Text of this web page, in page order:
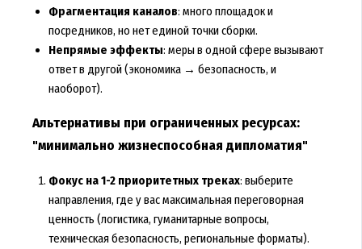
Фрагментация каналов: много площадок и
посредников, но нет единой точки сборки.
Непрямые эффекты: меры в одной сфере вызывают
ответ в другой (экономика → безопасность, и
наоборот).
Альтернативы при ограниченных ресурсах:
"минимально жизнеспособная дипломатия"
Фокус на 1-2 приоритетных треках: выберите
направления, где у вас максимальная переговорная
ценность (логистика, гуманитарные вопросы,
техническая безопасность, региональные форматы).